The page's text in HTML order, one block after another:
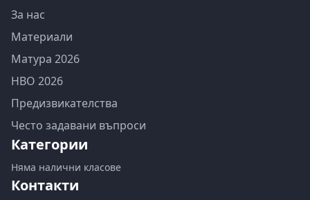
За нас
Материали
Матура 2026
НВО 2026
Предизвикателства
Често задавани въпроси
Категории
Няма налични класове
Контакти